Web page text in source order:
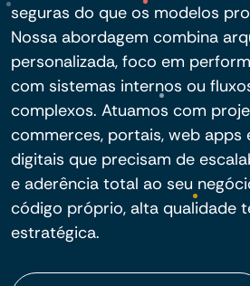
seguras do que os modelos
Nossa abordagem combina
personalizada, foco em
com sistemas internos ou
complexos. Atuamos com
commerces, portais, web apps
digitais que precisam de
e aderência total ao seu
código próprio, alta qualidade
estratégica.